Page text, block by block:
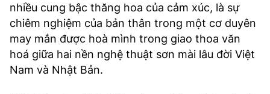
nhiều cung bậc thăng hoa của cảm xúc, là sự
chiêm nghiệm của bản thân trong một cơ duyên
may mắn được hoà mình trong giao thoa văn
hoá giữa hai nền nghệ thuật sơn mài lâu đời Việt
Nam và Nhật Bản.